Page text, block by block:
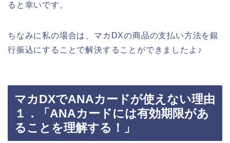
ると幸いです。
ちなみに私の場合は、マカDXの商品の支払い方法を銀
行振込にすることで解決することができましたよ♪
マカDXでANAカードが使えない理由
１．「ANAカードには有効期限があ
ることを理解する！」